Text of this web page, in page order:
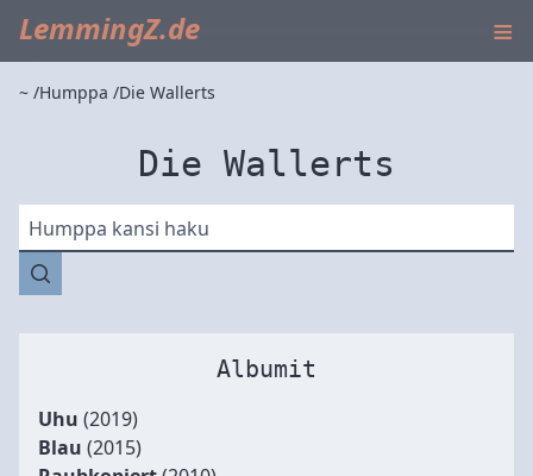
LemmingZ.de ≡
~ Humppa Die Wallerts
Die Wallerts
Humppa kansi haku
Albumit
Uhu (2019)
Blau (2015)